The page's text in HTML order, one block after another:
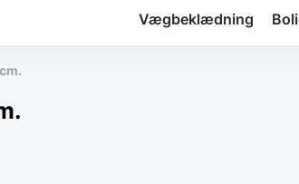
Vægbeklædning